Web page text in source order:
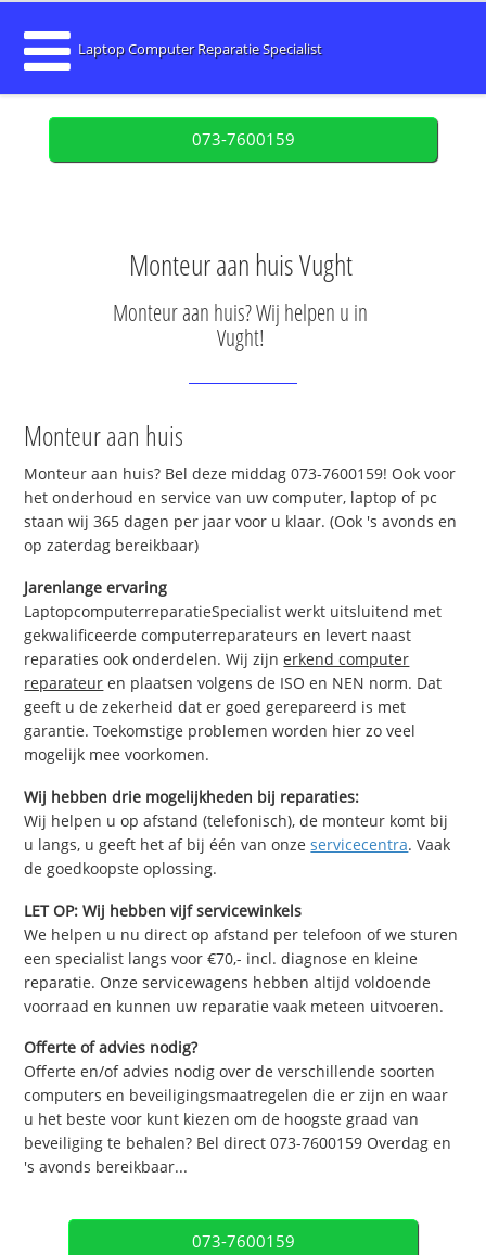
Laptop Computer Reparatie Specialist
073-7600159
Monteur aan huis Vught
Monteur aan huis? Wij helpen u in
Vught!
Monteur aan huis
Monteur aan huis? Bel deze middag 073-7600159! Ook voor
het onderhoud en service van uw computer, laptop of pc
staan wij 365 dagen per jaar voor u klaar. (Ook 's avonds en
op zaterdag bereikbaar)
Jarenlange ervaring
LaptopcomputerreparatieSpecialist werkt uitsluitend met
gekwalificeerde computerreparateurs en levert naast
reparaties ook onderdelen. Wij zijnerkend computer
reparateur en plaatsen volgens de ISO en NEN norm. Dat
geeft u de zekerheid dat er goed gerepareerd is met
garantie. Toekomstige problemen worden hier zo veel
mogelijk mee voorkomen.
Wij hebben drie mogelijkheden bij reparaties:
Wij helpen u op afstand (telefonisch), de monteur komt bij
u langs, u geeft het af bij één van onzeservicecentra. Vaak
de goedkoopste oplossing.
LET OP: Wij hebben vijf servicewinkels
We helpen u nu direct op afstand per telefoon of we sturen
een specialist langs voor €70,- incl. diagnose en kleine
reparatie. Onze servicewagens hebben altijd voldoende
voorraad en kunnen uw reparatie vaak meteen uitvoeren.
Offerte of advies nodig?
Offerte en/of advies nodig over de verschillende soorten
computers en beveiligingsmaatregelen die er zijn en waar
u het beste voor kunt kiezen om de hoogste graad van
beveiliging te behalen? Bel direct 073-7600159 Overdag en
's avonds bereikbaar...
073-7600159